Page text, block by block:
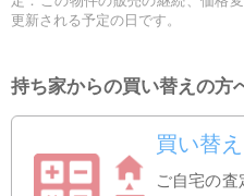
更新される予定の日です。
持ち家からの買い替えの方
買い替
ご自宅の